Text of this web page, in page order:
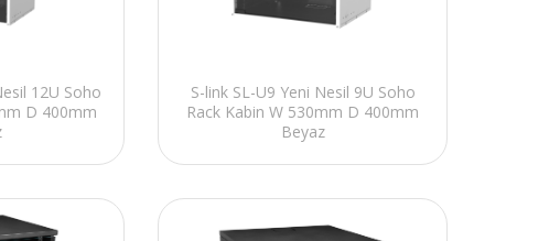
12U Soho
D 400mm
S-link SL-U9 Yeni Nesil 9U Soho
Rack Kabin W 530mm D 400mm
Beyaz